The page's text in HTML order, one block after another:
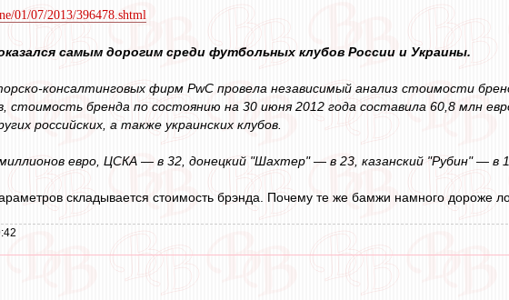
01/07/2013/396478.shtml
самым дорогим среди футбольных клубов России и Украины.
консалтинговых фирм PwC провела независимый анализ стоимости
стоимость бренда по состоянию на 30 июня 2012 года составила 60,8 млн
российских, а также украинских клубов.
евро, ЦСКА — в 32, донецкий "Шахтер" — в 23, казанский "Рубин" — в
складывается стоимость брэнда. Почему те же бамжи намного дороже